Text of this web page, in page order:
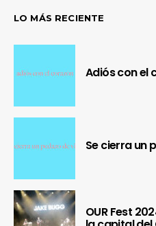
LO MÁS RECIENTE
Adiós con el
Se cierra un
OUR Fest